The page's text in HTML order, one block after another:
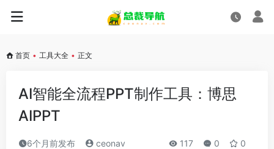
首页 • 工具大全 • 正文
AI智能全流程PPT制作工具：博思
AIPPT
6个月前发布 ceonav 117 0 0